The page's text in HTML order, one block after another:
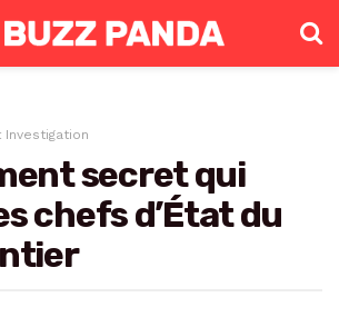
Investigation
secret qui
chefs d’État du